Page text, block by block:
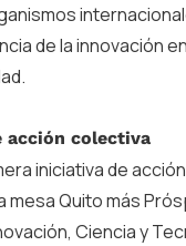
de la innovación
acción colectiva
iniciativa de
mesa Quito más
Ciencia y